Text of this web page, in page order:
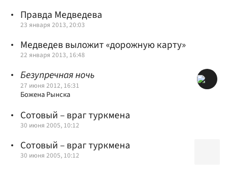
Правда Медведева
23 января 2013, 20:03
Медведев выложит «дорожную карту»
22 января 2013, 16:48
Безупречная ночь
27 июня 2012, 16:31
Божена Рынска
Сотовый – враг туркмена
30 июня 2005, 10:12
Сотовый – враг туркмена
30 июня 2005, 10:12